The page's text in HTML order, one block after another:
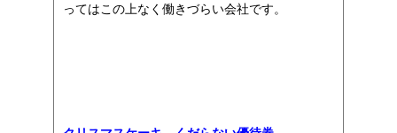
ってはこの上なく働きづらい会社です。